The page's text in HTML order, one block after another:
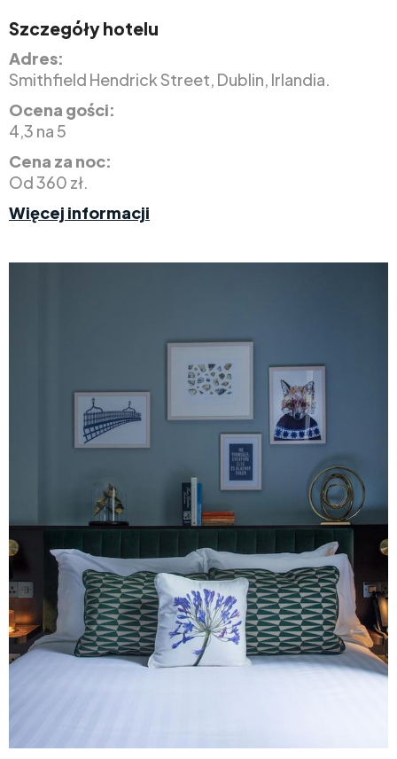
Szczegóły hotelu
Adres:
Smithfield Hendrick Street, Dublin, Irlandia.
Ocena gości:
4,3 na 5
Cena za noc:
Od 360 zł.
Więcej informacji